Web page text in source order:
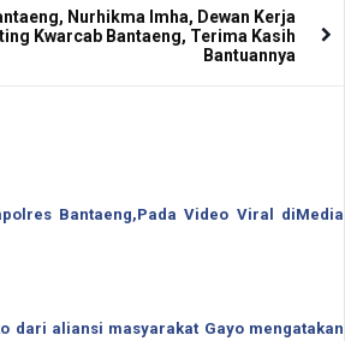
Nurhikma Imha, Dewan Kerja
Kwarcab Bantaeng, Terima Kasih
Bantuannya
Bantaeng,Pada Video Viral diMedia
dari aliansi masyarakat Gayo mengatakan